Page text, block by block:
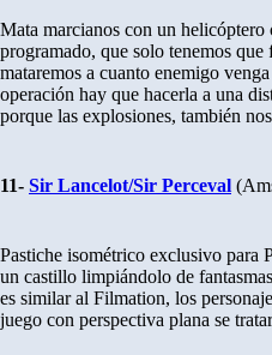
Mata marcianos con un helicóptero
programado, que solo tenemos
mataremos a cuanto enemigo
operación hay que hacerla a una
porque las explosiones, también
11- Sir Lancelot/Sir Perceval
Pastiche isométrico exclusivo para
un castillo limpiándolo de
es similar al Filmation, los
juego con perspectiva plana se